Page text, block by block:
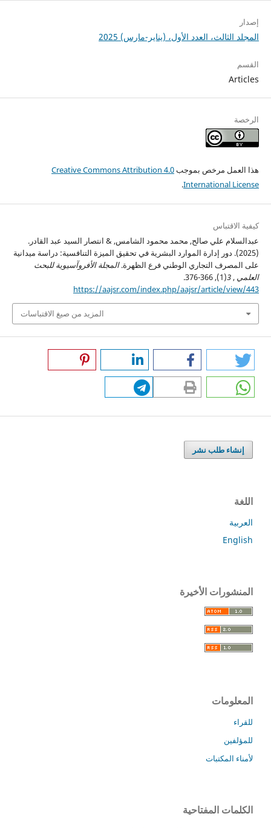
إصدار
المجلد الثالث، العدد الأول، (يناير-مارس) 2025
القسم
Articles
الرخصة
هذا العمل مرخص بموجبCreative Commons Attribution 4.0
International License
.
كيفية الاقتباس
عبدالسلام علي صالح, محمد محمود الشامس, & انتصار السيد عبد القادر.
(2025). دور إدارة الموارد البشرية في تحقيق الميزة التنافسية: دراسة ميدانية
على المصرف التجاري الوطني فرع الظهرة.المجلة الأفروآسيوية للبحث
العلمي ,
3
(1), 366-376.
https://aajsr.com/index.php/aajsr/article/view/443
المزيد من صيغ الاقتباسات
إنشاء طلب نشر
اللغة
العربية
English
المنشورات الأخيرة
المعلومات
للقراء
للمؤلفين
لأمناء المكتبات
الكلمات المفتاحية